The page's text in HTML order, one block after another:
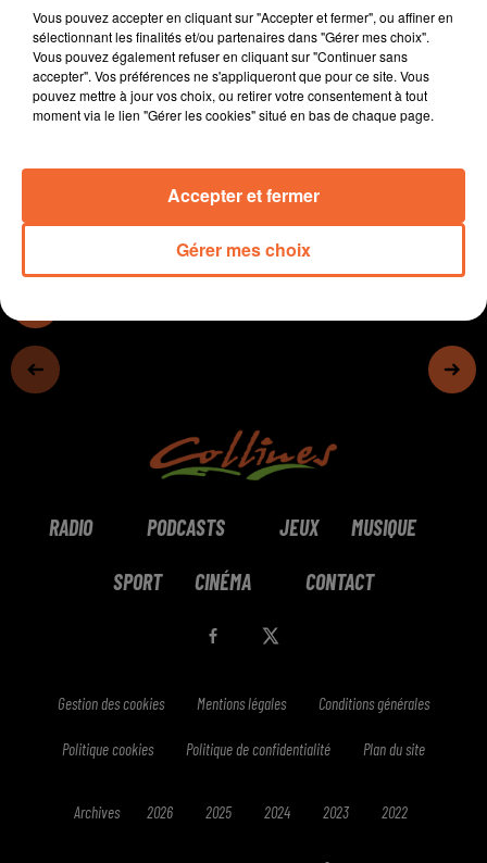
La disparition de Jacques Augendre spécialiste du
Tour de France ce mercredi et bressuirais d'adoption.
Le vélodrome de la ville porte d'ailleurs son nom.
Le Réseau Lecture du Thouarsais propose une série
d’animations pour petits et grands pendant les
RADIO PODCASTS JEUX MUSIQUE
SPORT CINÉMA CONTACT
Gestion des cookies Mentions légales Conditions générales
Politique cookies Politique de confidentialité Plan du site
Archives 2026 2025 2024 2023 2022
Vous pouvez accepter en cliquant sur "Accepter et fermer", ou affiner en
sélectionnant les finalités et/ou partenaires dans "Gérer mes choix".
Vous pouvez également refuser en cliquant sur "Continuer sans
accepter". Vos préférences ne s'appliqueront que pour ce site. Vous
pouvez mettre à jour vos choix, ou retirer votre consentement à tout
moment via le lien "Gérer les cookies" situé en bas de chaque page.
Gérer mes choix
Accepter et fermer